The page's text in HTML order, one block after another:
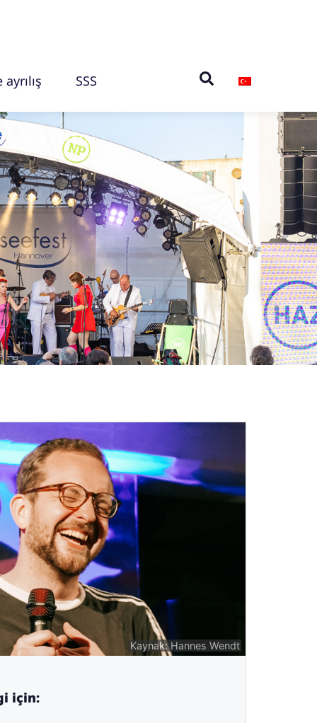
ayrılış SSS
Kaynak: Hannes Wendt
için: